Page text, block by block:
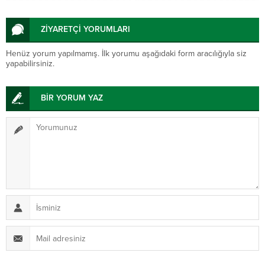
ZİYARETÇİ YORUMLARI
Henüz yorum yapılmamış. İlk yorumu aşağıdaki form aracılığıyla siz
yapabilirsiniz.
BİR YORUM YAZ